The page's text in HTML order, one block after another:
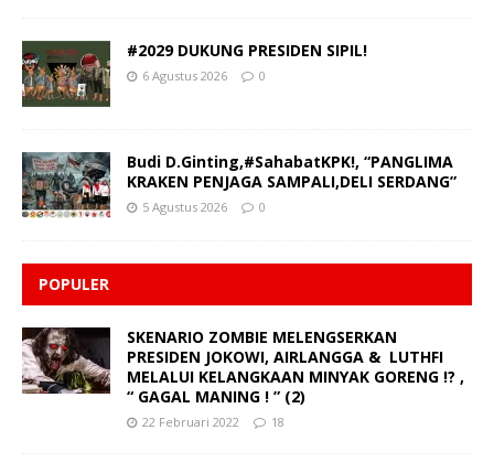
#2029 DUKUNG PRESIDEN SIPIL!
6 Agustus 2026 0
Budi D.Ginting,#SahabatKPK!, “PANGLIMA
KRAKEN PENJAGA SAMPALI,DELI SERDANG”
5 Agustus 2026 0
POPULER
SKENARIO ZOMBIE MELENGSERKAN
PRESIDEN JOKOWI, AIRLANGGA & LUTHFI
MELALUI KELANGKAAN MINYAK GORENG !? ,
“ GAGAL MANING ! ” (2)
22 Februari 2022 18